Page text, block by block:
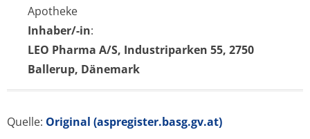
Apotheke
Inhaber/-in:
LEO Pharma A/S, Industriparken 55, 2750
Ballerup, Dänemark
Quelle: Original (aspregister.basg.gv.at)